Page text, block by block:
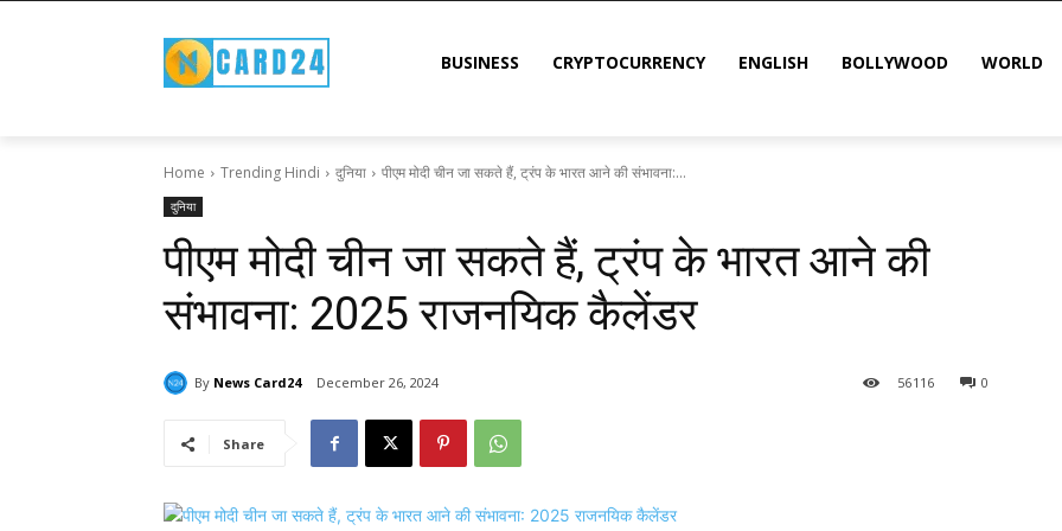
BUSINESS CRYPTOCURRENCY ENGLISH BOLLYWOOD WORLD
Home Trending Hindi दुनिया पीएम मोदी चीन जा सकते हैं, ट्रंप के भारत आने की संभावना:...
दुनिया
पीएम मोदी चीन जा सकते हैं, ट्रंप के भारत आने की
संभावना: 2025 राजनयिक कैलेंडर
By News Card24 December 26, 2024 0
56116
Share